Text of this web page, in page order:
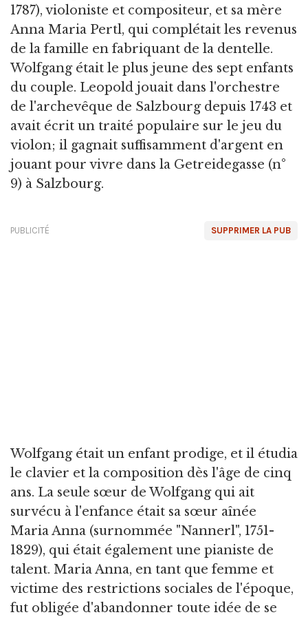
1787), violoniste et compositeur, et sa mère
Anna Maria Pertl, qui complétait les revenus
de la famille en fabriquant de la dentelle.
Wolfgang était le plus jeune des sept enfants
du couple. Leopold jouait dans l'orchestre
de l'archevêque de Salzbourg depuis 1743 et
avait écrit un traité populaire sur le jeu du
violon; il gagnait suffisamment d'argent en
jouant pour vivre dans la Getreidegasse (n°
9) à Salzbourg.
SUPPRIMER LA PUB
PUBLICITÉ
Wolfgang était un enfant prodige, et il étudia
le clavier et la composition dès l'âge de cinq
ans. La seule sœur de Wolfgang qui ait
survécu à l'enfance était sa sœur aînée
Maria Anna (surnommée "Nannerl", 1751-
1829), qui était également une pianiste de
talent. Maria Anna, en tant que femme et
victime des restrictions sociales de l'époque,
fut obligée d'abandonner toute idée de se